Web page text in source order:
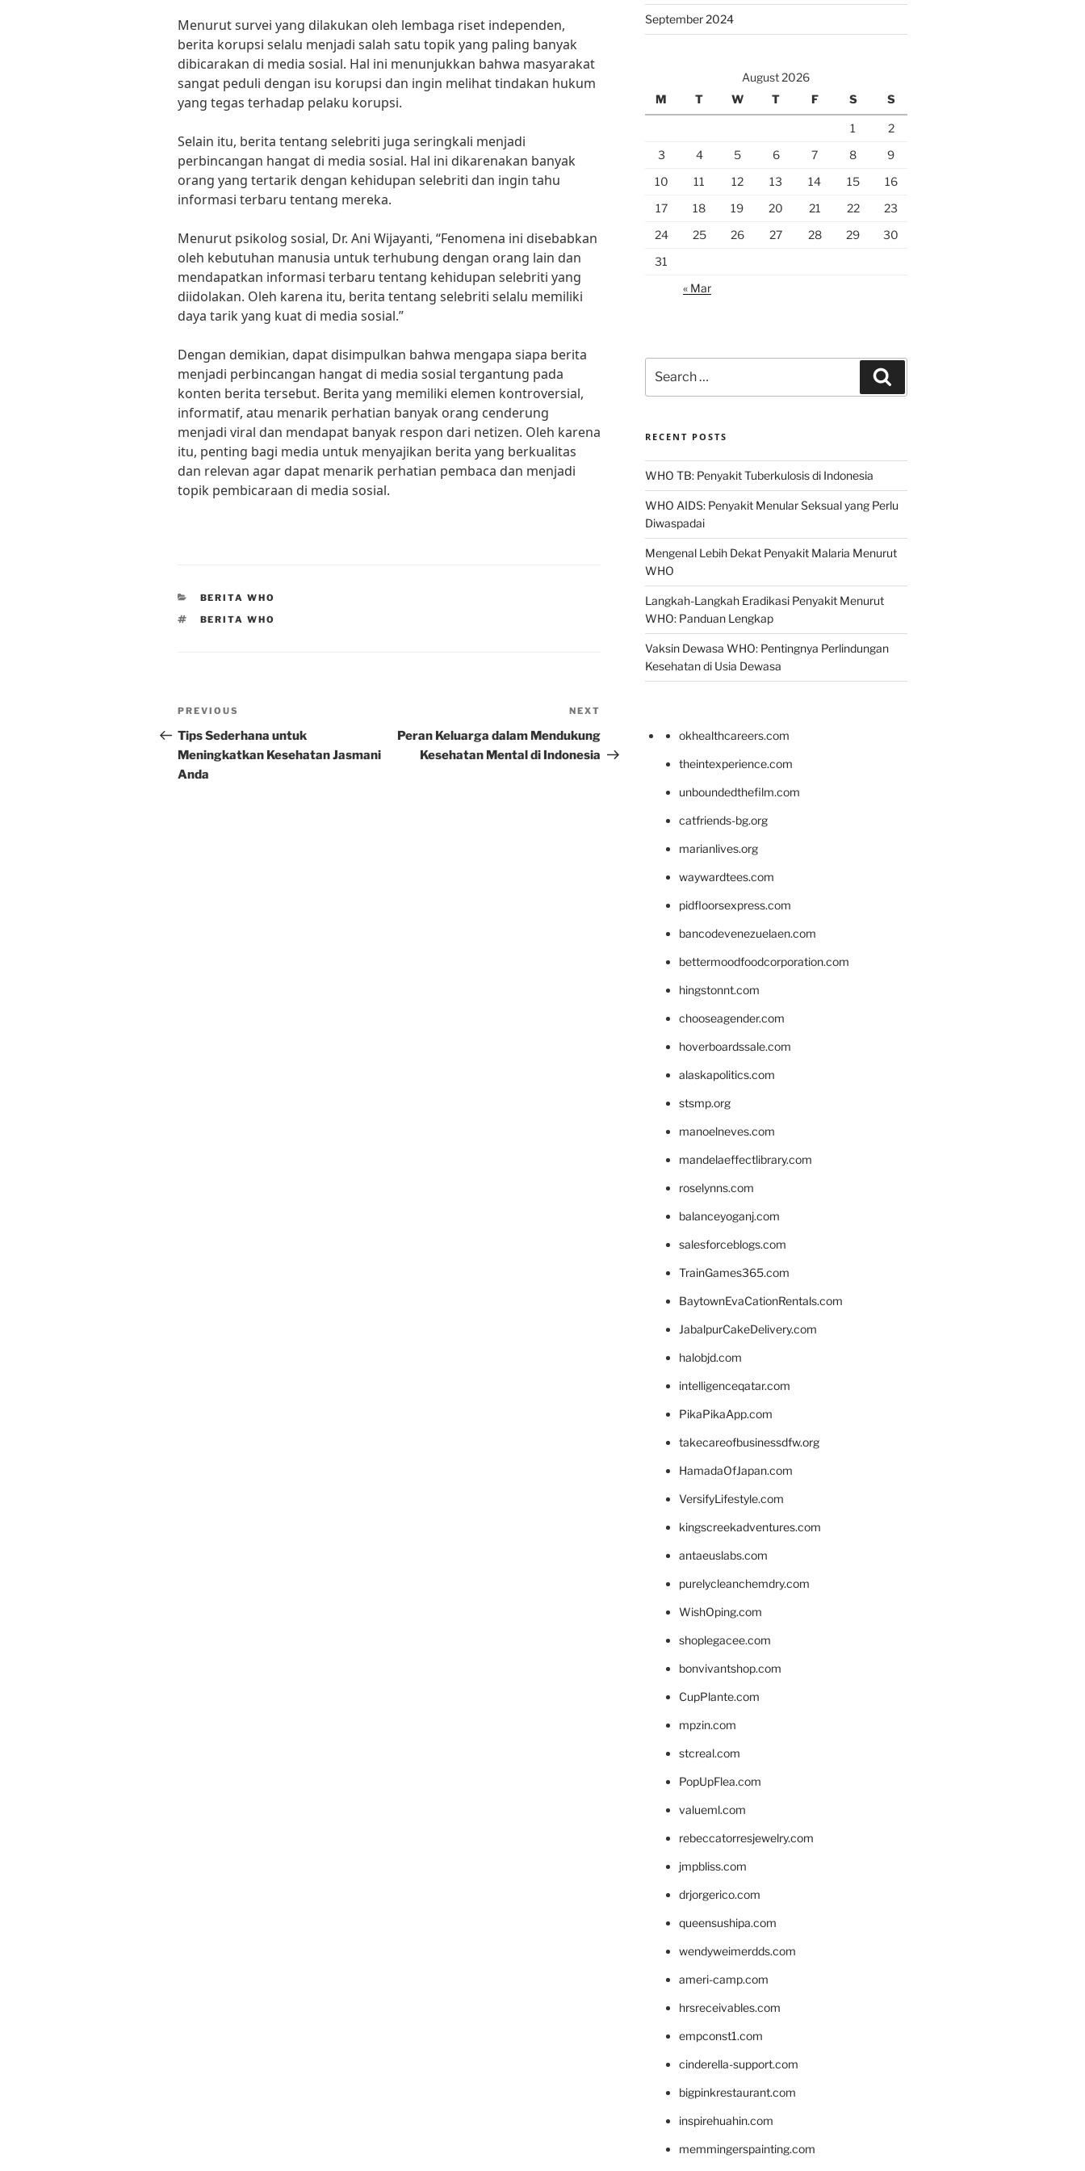
Menurut survei yang dilakukan oleh lembaga riset independen,
berita korupsi selalu menjadi salah satu topik yang paling banyak
dibicarakan di media sosial. Hal ini menunjukkan bahwa masyarakat
sangat peduli dengan isu korupsi dan ingin melihat tindakan hukum
yang tegas terhadap pelaku korupsi.
Selain itu, berita tentang selebriti juga seringkali menjadi
perbincangan hangat di media sosial. Hal ini dikarenakan banyak
orang yang tertarik dengan kehidupan selebriti dan ingin tahu
informasi terbaru tentang mereka.
Menurut psikolog sosial, Dr. Ani Wijayanti, “Fenomena ini disebabkan
oleh kebutuhan manusia untuk terhubung dengan orang lain dan
mendapatkan informasi terbaru tentang kehidupan selebriti yang
diidolakan. Oleh karena itu, berita tentang selebriti selalu memiliki
daya tarik yang kuat di media sosial.”
Dengan demikian, dapat disimpulkan bahwa mengapa siapa berita
menjadi perbincangan hangat di media sosial tergantung pada
konten berita tersebut. Berita yang memiliki elemen kontroversial,
informatif, atau menarik perhatian banyak orang cenderung
menjadi viral dan mendapat banyak respon dari netizen. Oleh karena
itu, penting bagi media untuk menyajikan berita yang berkualitas
dan relevan agar dapat menarik perhatian pembaca dan menjadi
topik pembicaraan di media sosial.
CATEGORIES
BERITA WHO
TAGS
BERITA WHO
Post
navigation
Previous
Post
PREVIOUS
Tips Sederhana untuk
Meningkatkan Kesehatan Jasmani
Anda
Post
NEXT
Peran Keluarga dalam Mendukung
Kesehatan Mental di Indonesia
September 2024
August 2026
M
T W T F S S
1
2
3
4 5 6 7 8
9
10
11 12 13 14 15
16
17
18 19 20 21 22
23
24
25 26 27 28 29
30
31
« Mar
for:
RECENT POSTS
WHO TB: Penyakit Tuberkulosis di Indonesia
WHO AIDS: Penyakit Menular Seksual yang Perlu
Diwaspadai
Mengenal Lebih Dekat Penyakit Malaria Menurut
WHO
Langkah-Langkah Eradikasi Penyakit Menurut
WHO: Panduan Lengkap
Vaksin Dewasa WHO: Pentingnya Perlindungan
Kesehatan di Usia Dewasa
okhealthcareers.com
theintexperience.com
unboundedthefilm.com
catfriends-bg.org
marianlives.org
waywardtees.com
pidfloorsexpress.com
bancodevenezuelaen.com
bettermoodfoodcorporation.com
hingstonnt.com
chooseagender.com
hoverboardssale.com
alaskapolitics.com
stsmp.org
manoelneves.com
mandelaeffectlibrary.com
roselynns.com
balanceyoganj.com
salesforceblogs.com
TrainGames365.com
BaytownEvaCationRentals.com
JabalpurCakeDelivery.com
halobjd.com
intelligenceqatar.com
PikaPikaApp.com
takecareofbusinessdfw.org
HamadaOfJapan.com
VersifyLifestyle.com
kingscreekadventures.com
antaeuslabs.com
purelycleanchemdry.com
WishOping.com
shoplegacee.com
bonvivantshop.com
CupPlante.com
mpzin.com
stcreal.com
PopUpFlea.com
valueml.com
rebeccatorresjewelry.com
jmpbliss.com
drjorgerico.com
queensushipa.com
wendyweimerdds.com
ameri-camp.com
hrsreceivables.com
empconst1.com
cinderella-support.com
bigpinkrestaurant.com
inspirehuahin.com
memmingerspainting.com